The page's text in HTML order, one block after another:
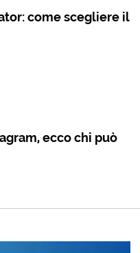
come scegliere il
ecco chi può